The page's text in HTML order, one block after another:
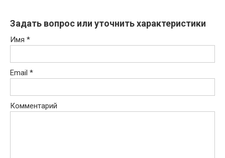
Задать вопрос или уточнить характеристики
Имя *
Email *
Комментарий